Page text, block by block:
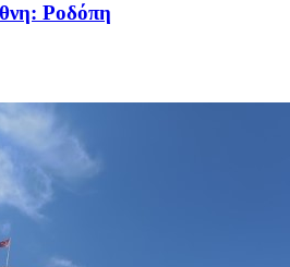
Ροδόπη